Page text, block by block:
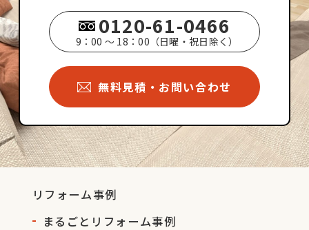
0120-61-0466
9：00 ～ 18：00（日曜・祝日除く）
無料見積・お問い合わせ
リフォーム事例
まるごとリフォーム事例